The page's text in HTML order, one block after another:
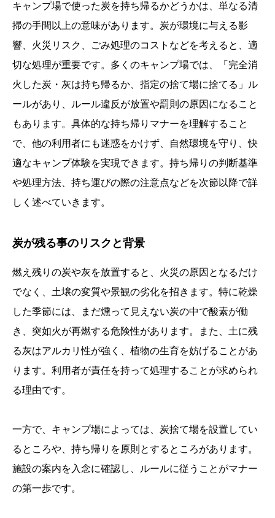
キャンプ場で使った炭を持ち帰るかどうかは、単なる清
掃の手間以上の意味があります。炭が環境に与える影
響、火災リスク、ごみ処理のコストなどを考えると、適
切な処理が重要です。多くのキャンプ場では、「完全消
火した炭・灰は持ち帰るか、指定の捨て場に捨てる」ル
ールがあり、ルール違反が放置や罰則の原因になること
もあります。具体的な持ち帰りマナーを理解すること
で、他の利用者にも迷惑をかけず、自然環境を守り、快
適なキャンプ体験を実現できます。持ち帰りの判断基準
や処理方法、持ち運びの際の注意点などを次節以降で詳
しく述べていきます。
炭が残る事のリスクと背景
燃え残りの炭や灰を放置すると、火災の原因となるだけ
でなく、土壌の変質や景観の劣化を招きます。特に乾燥
した季節には、まだ燻って見えない炭の中で酸素が働
き、突如火が再燃する危険性があります。また、土に残
る灰はアルカリ性が強く、植物の生育を妨げることがあ
ります。利用者が責任を持って処理することが求められ
る理由です。
一方で、キャンプ場によっては、炭捨て場を設置してい
るところや、持ち帰りを原則とするところがあります。
施設の案内を入念に確認し、ルールに従うことがマナー
の第一歩です。